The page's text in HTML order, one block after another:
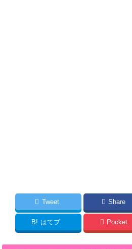
Tweet Share
B! はてブ Pocket